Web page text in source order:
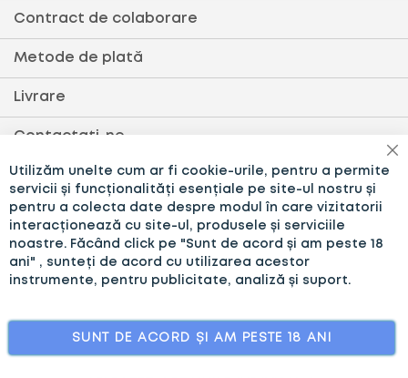
Contract de colaborare
Metode de plată
Livrare
Contactați-ne
Setări cookie
Politică de cookies
ANPC
Utilizăm unelte cum ar fi cookie-urile, pentru a permite
servicii și funcționalități esențiale pe site-ul nostru și
pentru a colecta date despre modul în care vizitatorii
interacționează cu site-ul, produsele și serviciile
noastre. Făcând click pe "Sunt de acord și am peste 18
ani" , sunteți de acord cu utilizarea acestor
instrumente, pentru publicitate, analiză și suport.
SUNT DE ACORD ȘI AM PESTE 18 ANI